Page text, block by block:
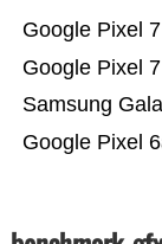
Google Pixel
Samsung
Google Pixel 7
Google Pixel